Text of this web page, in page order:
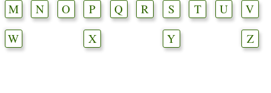
M
N O P Q R S T U
V
W
X Y Z